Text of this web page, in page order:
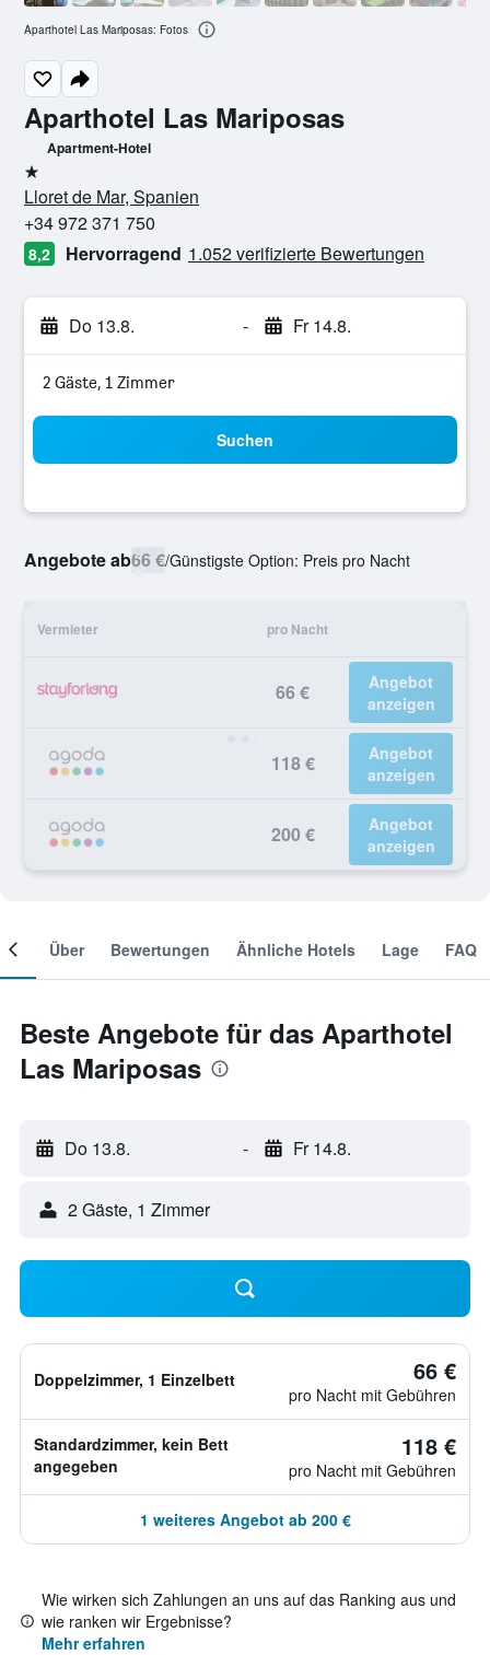
Aparthotel Las Mariposas
Apartment-Hotel
1 Stern
Lloret de Mar, Spanien
+34 972 371 750
8,2 Hervorragend 1.052 verifizierte Bewertungen
Do 13.8. - Fr 14.8.
2 Gäste, 1 Zimmer
Suchen
Angebote ab66 €/Günstigste Option: Preis pro Nacht
Vermieter pro Nacht
66 €
Angebot
anzeigen
118 €
Angebot
anzeigen
200 €
Angebot
anzeigen
Aparthotel Las Mariposas: Fotos
Über Bewertungen Ähnliche Hotels Lage FAQ
Beste Angebote für das Aparthotel
Las Mariposas
Do 13.8. - Fr 14.8.
2 Gäste, 1 Zimmer
Doppelzimmer, 1 Einzelbett 66 €
pro Nacht mit Gebühren
Standardzimmer, kein Bett
angegeben
118 €
pro Nacht mit Gebühren
1 weiteres Angebot ab 200 €
Wie wirken sich Zahlungen an uns auf das Ranking aus und
wie ranken wir Ergebnisse?
Mehr erfahren